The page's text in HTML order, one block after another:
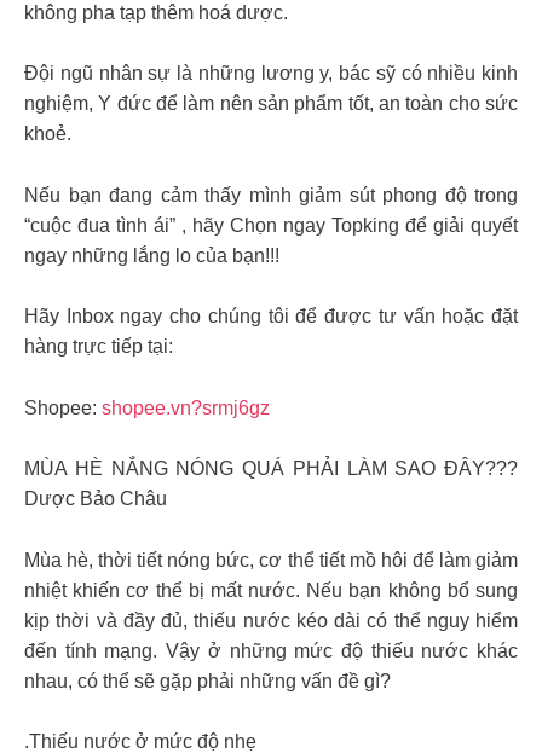
không pha tạp thêm hoá dược.
Đội ngũ nhân sự là những lương y, bác sỹ có nhiều kinh
nghiệm, Y đức để làm nên sản phẩm tốt, an toàn cho sức
khoẻ.
Nếu bạn đang cảm thấy mình giảm sút phong độ trong
“cuộc đua tình ái” , hãy Chọn ngay Topking để giải quyết
ngay những lắng lo của bạn!!!
Hãy Inbox ngay cho chúng tôi để được tư vấn hoặc đặt
hàng trực tiếp tại:
Shopee: shopee.vn?srmj6gz
MÙA HÈ NẮNG NÓNG QUÁ PHẢI LÀM SAO ĐÂY???
Dược Bảo Châu
Mùa hè, thời tiết nóng bức, cơ thể tiết mồ hôi để làm giảm
nhiệt khiến cơ thể bị mất nước. Nếu bạn không bổ sung
kịp thời và đầy đủ, thiếu nước kéo dài có thể nguy hiểm
đến tính mạng. Vậy ở những mức độ thiếu nước khác
nhau, có thể sẽ gặp phải những vấn đề gì?
.Thiếu nước ở mức độ nhẹ